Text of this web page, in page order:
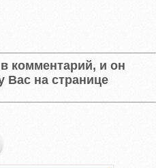
комментарий, и он
Вас на странице